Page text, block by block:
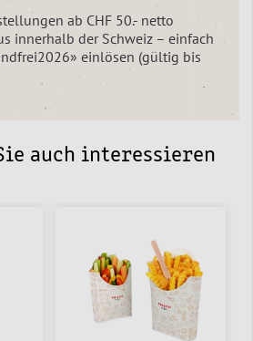
ab CHF 50.- netto
innerhalb der Schweiz – einfach
einlösen (gültig bis
auch interessieren